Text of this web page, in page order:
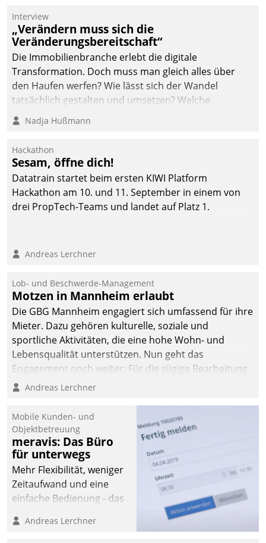
integrieren.
Interview
„Verändern muss sich die
Veränderungsbereitschaft“
Die Immobilienbranche erlebt die digitale
Transformation. Doch muss man gleich alles über
den Haufen werfen? Wie lässt sich der Wandel
tatsächlich gestalten und umsetzen? Welche
Argumente zählen wirklich?
Nadja Hußmann
Hackathon
Sesam, öffne dich!
Datatrain startet beim ersten KIWI Platform
Hackathon am 10. und 11. September in einem von
drei PropTech-Teams und landet auf Platz 1.
Andreas Lerchner
Lob- und Beschwerde-Management
Motzen in Mannheim erlaubt
Die GBG Mannheim engagiert sich umfassend für ihre
Mieter. Dazu gehören kulturelle, soziale und
sportliche Aktivitäten, die eine hohe Wohn- und
Lebensqualität unterstützen. Nun geht das
Engagement noch weiter: Für die zügige Bearbeitung
von Beschwerden – oder Lob – richtet das
und Beschwerde-Management einen eigenen Kanal
ein.
Andreas Lerchner
Mobile Kunden- und
Objektbetreuung
meravis: Das Büro
für unterwegs
Mehr Flexibilität, weniger
Zeitaufwand und eine
einfache Bedienung - das
Cockpit für mobile
Andreas Lerchner